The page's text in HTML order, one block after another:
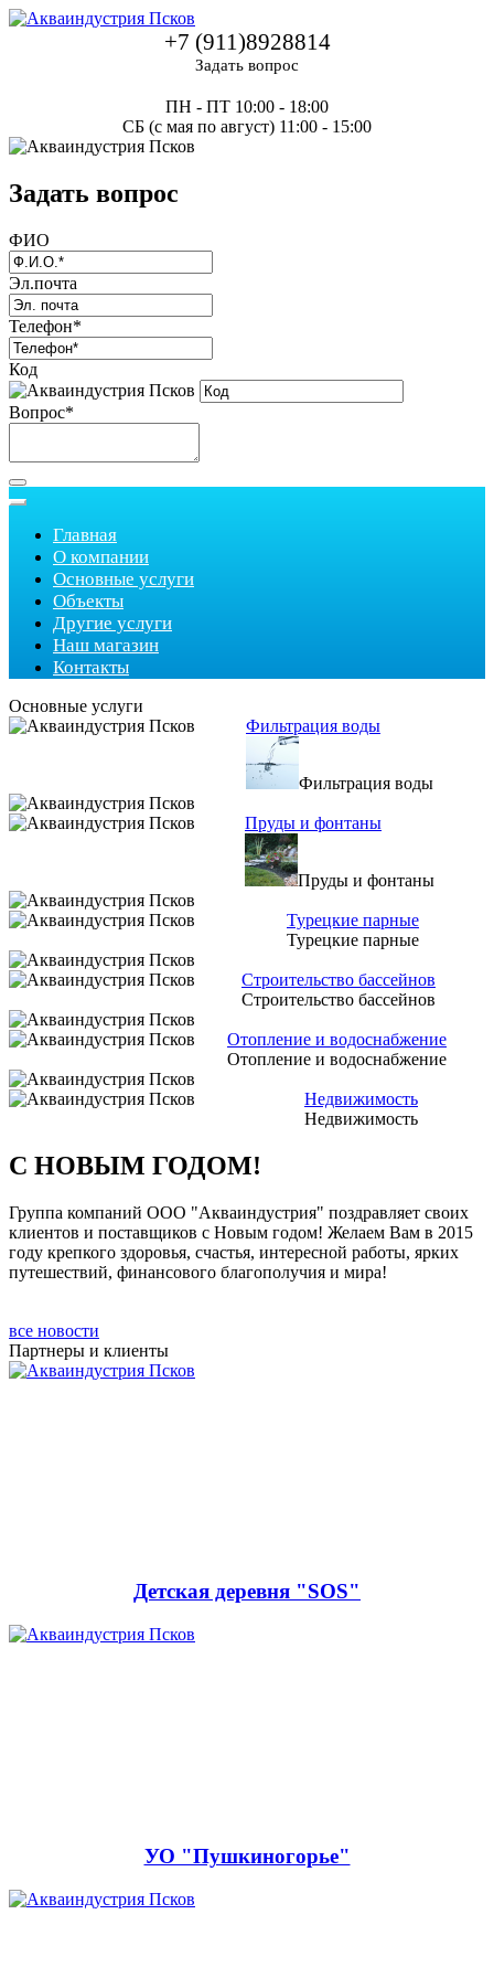
+7 (911)8928814
Задать вопрос
ПН - ПТ 10:00 - 18:00
СБ (с мая по август) 11:00 - 15:00
Задать вопрос
ФИО
Эл.почта
Телефон*
Код
Вопрос*
Главная
О компании
Основные услуги
Объекты
Другие услуги
Наш магазин
Контакты
Основные услуги
Фильтрация воды
Фильтрация воды
Пруды и фонтаны
Пруды и фонтаны
Турецкие парные
Турецкие парные
Строительство бассейнов
Строительство бассейнов
Отопление и водоснабжение
Отопление и водоснабжение
Недвижимость
Недвижимость
С НОВЫМ ГОДОМ!
Группа компаний ООО "Акваиндустрия" поздравляет своих
клиентов и поставщиков с Новым годом! Желаем Вам в 2015
году крепкого здоровья, счастья, интересной работы, ярких
путешествий, финансового благополучия и мира!
все новости
Партнеры и клиенты
Детская деревня "SOS"
УО "Пушкиногорье"